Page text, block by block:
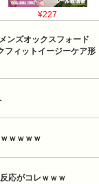
¥227
ンズオックスフォード
フィットイージーケア形
ｗｗｗｗ
応がコレｗｗｗ